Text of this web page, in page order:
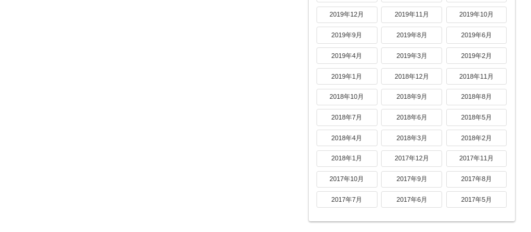
2019年12月 2019年11月 2019年10月
2019年9月 2019年8月 2019年6月
2019年4月 2019年3月 2019年2月
2019年1月 2018年12月 2018年11月
2018年10月 2018年9月 2018年8月
2018年7月 2018年6月 2018年5月
2018年4月 2018年3月 2018年2月
2018年1月 2017年12月 2017年11月
2017年10月 2017年9月 2017年8月
2017年7月 2017年6月 2017年5月